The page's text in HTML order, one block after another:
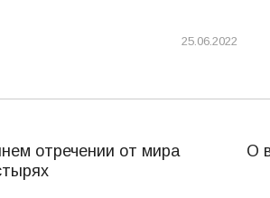
25.06.2022
отречении от мира
О